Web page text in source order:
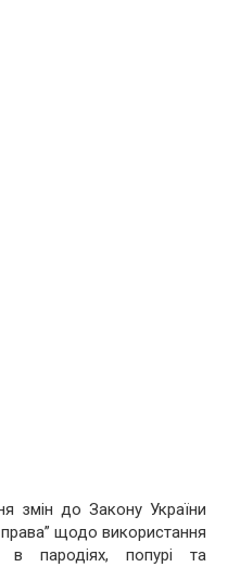
змін до Закону України
права” щодо використання
в пародіях, попурі та